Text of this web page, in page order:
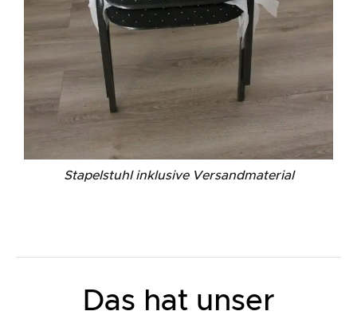
Stapelstuhl inklusive Versandmaterial
Das hat unser